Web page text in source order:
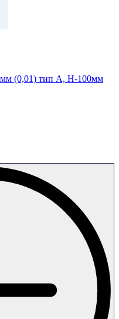
(0,01) тип А, Н-100мм